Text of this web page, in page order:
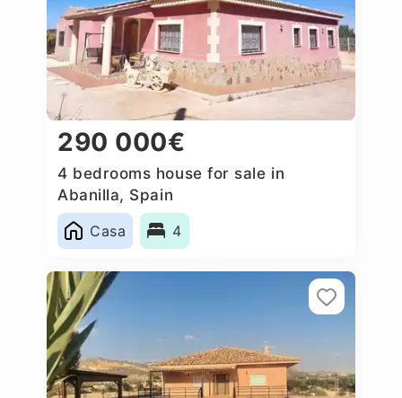
290 000€
4 bedrooms house for sale in
Abanilla, Spain
Casa
4